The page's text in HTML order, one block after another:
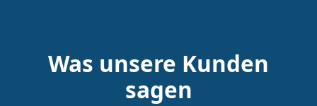
Was unsere Kunden
sagen